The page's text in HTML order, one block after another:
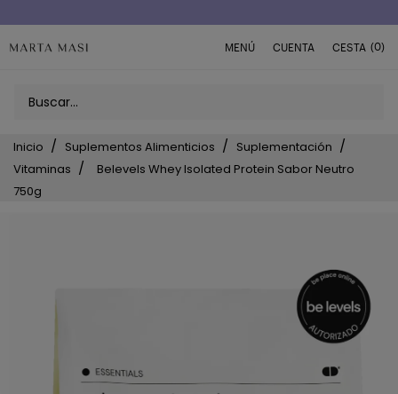
MENÚ CUENTA CESTA (0)
Inicio Suplementos Alimenticios
Suplementación
Vitaminas
Belevels Whey Isolated Protein Sabor Neutro
750g